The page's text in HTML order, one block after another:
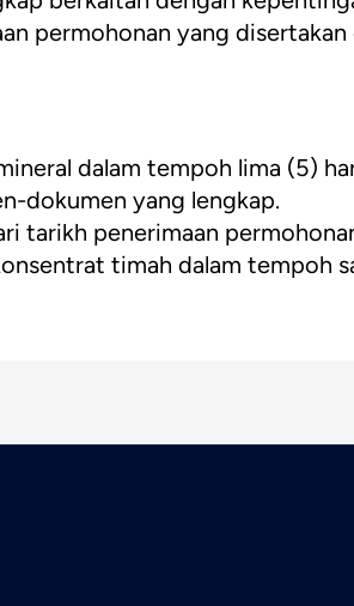
permohonan yang disertakan
dalam tempoh lima (5)
dokumen yang lengkap.
tarikh penerimaan
timah dalam tempoh